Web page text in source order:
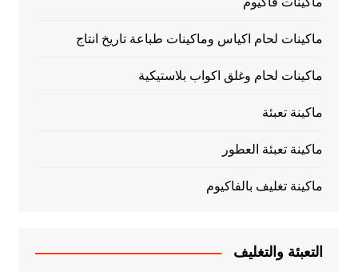
ماكينات لحام اكياس وماكينات طباعة تاريخ انتاج
ماكينات لحام وغلق اكواب بلاستيكية
ماكينة تعبئة
ماكينة تعبئة العطور
ماكينة تغليف بالفاكيوم
التعبئة والتغليف